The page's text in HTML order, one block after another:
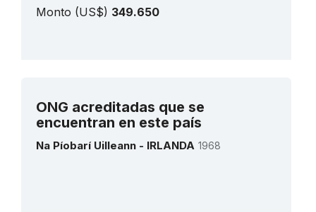
Monto (US$) 349.650
ONG acreditadas que se
encuentran en este país
Na Píobarí Uilleann - IRLANDA 1968